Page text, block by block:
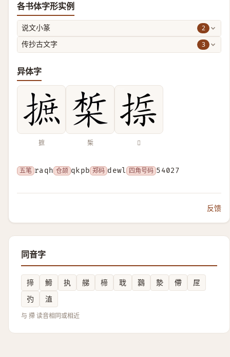
各书体字形实例
说文小篆 2
传抄古文字 3
异体字
摭 椞 𢰂
五笔 raqh 仓颉 qkpb 郑码 dewl 四角号码 54027
反馈
同音字
揥 䱱 执 䑯 楴 聀 鷋 漐 僀
㞏
㢩
淔
与 摕 读音相同或相近